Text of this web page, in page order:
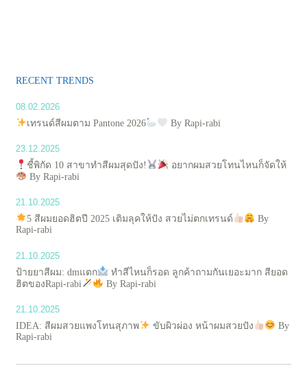
RECENT TRENDS
08.02.2026
เทรนด์สีผมตาม Pantone 2026
By Rapi-rabi
23.12.2025
ชี้พิกัด 10 สาขาทำสีผมสุดปัง!
อยากผมสวยโทนไหนก็จัดให้
By Rapi-rabi
21.10.2025
5 สีผมยอดฮิตปี 2025 เติมลุคให้ปัง สวยไม่ตกเทรนด์
By
Rapi-rabi
21.10.2025
ป้ายยาสีผม: dmแตก
ทำสีไหนก็รอด ลูกค้าถามกันเยอะมาก สียอด
ฮิตของRapi-rabi
By Rapi-rabi
21.10.2025
IDEA: สีผมสวยแพงโทนสุภาพ
ขับผิวผ่อง หน้าผมสวยปัง
By
Rapi-rabi